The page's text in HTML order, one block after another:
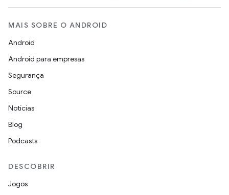
MAIS SOBRE O ANDROID
Android
Android para empresas
Segurança
Source
Notícias
Blog
Podcasts
DESCOBRIR
Jogos